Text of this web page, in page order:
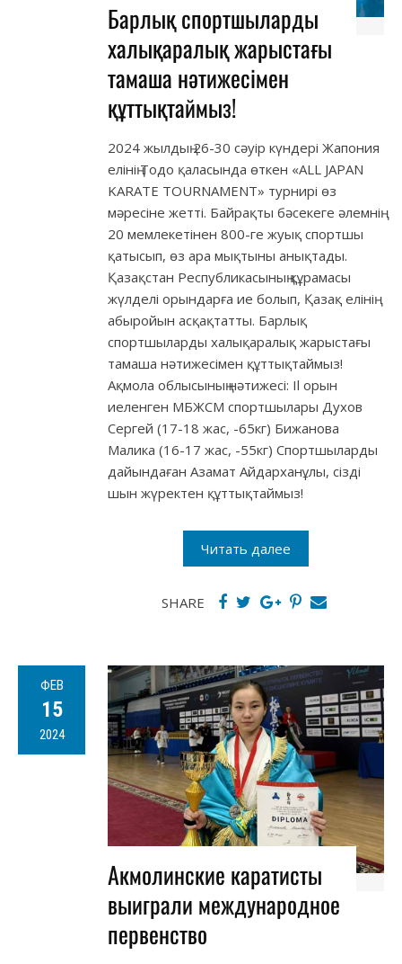
Барлық спортшыларды
халықаралық жарыстағы
тамаша нәтижесімен
құттықтаймыз!
2024 жылдың 26-30 сәуір күндері Жапония
елінің Тодо қаласында өткен «ALL JAPAN
KARATE TOURNAMENT» турнирі өз
мәресіне жетті. Байрақты бәсекеге әлемнің
20 мемлекетінен 800-ге жуық спортшы
қатысып, өз ара мықтыны анықтады.
Қазақстан Республикасының құрамасы
жүлделі орындарға ие болып, Қазақ елінің
абыройын асқақтатты. Барлық
спортшыларды халықаралық жарыстағы
тамаша нәтижесімен құттықтаймыз!
Ақмола облысының нәтижесі: Il орын
иеленген МБЖСМ спортшылары Духов
Сергей (17-18 жас, -65кг) Бижанова
Малика (16-17 жас, -55кг) Спортшыларды
дайындаған Азамат Айдарханұлы, сізді
шын жүректен құттықтаймыз!
Читать далее
SHARE
ФЕВ
15
2024
Акмолинские каратисты
выиграли международное
первенство